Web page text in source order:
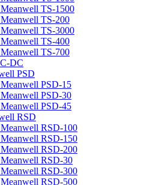
TS-1500
TS-200
TS-3000
TS-400
TS-700
DC
PSD
PSD-15
PSD-30
PSD-45
RSD
RSD-100
RSD-150
RSD-200
RSD-30
RSD-300
RSD-500